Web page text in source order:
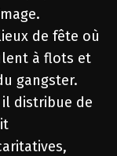
de fête où
à flots et
gangster.
distribue de